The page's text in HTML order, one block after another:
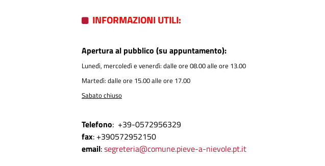
INFORMAZIONI UTILI:
Apertura al pubblico (su appuntamento):
Lunedì, mercoledì e venerdì: dalle ore 08.00 alle ore 13.00
Martedì: dalle ore 15.00 alle ore 17.00
Sabato chiuso
Telefono: +39-0572956329
fax: +390572952150
email:segreteria@comune.pieve-a-nievole.pt.it